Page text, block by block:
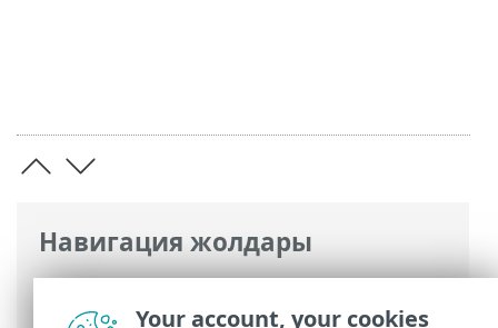
Навигация жолдары
ESET онлайн анықтамасы>ESET Safe
Server> ЖҚС> Жоспарлағышта жаңа
Your account, your cookies